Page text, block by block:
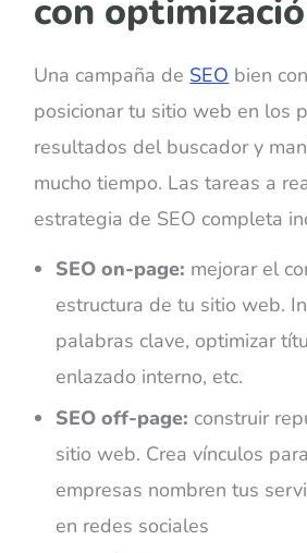
con
Una campaña de SEO bien
posicionar tu sitio web en los
resultados del buscador y
mucho tiempo. Las tareas a
estrategia de SEO completa
SEO on-page: mejorar el
estructura de tu sitio web.
palabras clave, optimizar
enlazado interno, etc.
SEO off-page: construir
sitio web. Crea vínculos
empresas nombren tus
en redes sociales